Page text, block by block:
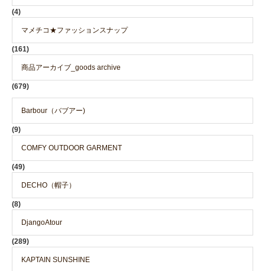
(4)
マメチコ★ファッションスナップ
(161)
商品アーカイブ_goods archive
(679)
Barbour（バブアー)
(9)
COMFY OUTDOOR GARMENT
(49)
DECHO（帽子）
(8)
DjangoAtour
(289)
KAPTAIN SUNSHINE